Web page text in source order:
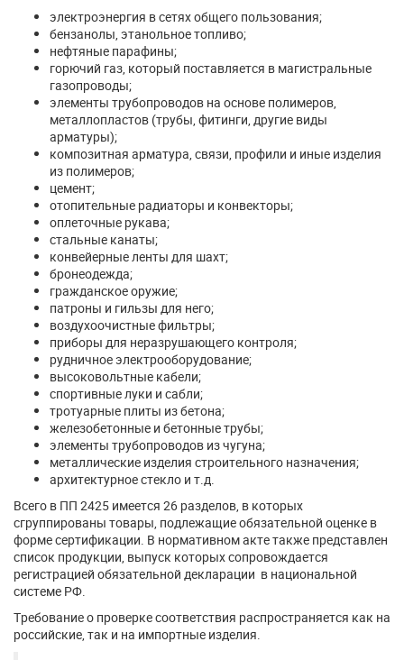
электроэнергия в сетях общего пользования;
бензанолы, этанольное топливо;
нефтяные парафины;
горючий газ, который поставляется в магистральные
газопроводы;
элементы трубопроводов на основе полимеров,
металлопластов (трубы, фитинги, другие виды
арматуры);
композитная арматура, связи, профили и иные изделия
из полимеров;
цемент;
отопительные радиаторы и конвекторы;
оплеточные рукава;
стальные канаты;
конвейерные ленты для шахт;
бронеодежда;
гражданское оружие;
патроны и гильзы для него;
воздухоочистные фильтры;
приборы для неразрушающего контроля;
рудничное электрооборудование;
высоковольтные кабели;
спортивные луки и сабли;
тротуарные плиты из бетона;
железобетонные и бетонные трубы;
элементы трубопроводов из чугуна;
металлические изделия строительного назначения;
архитектурное стекло и т.д.
Всего в ПП 2425 имеется 26 разделов, в которых
сгруппированы товары, подлежащие обязательной оценке в
форме сертификации. В нормативном акте также представлен
список продукции, выпуск которых сопровождается
регистрацией обязательной декларации в национальной
системе РФ.
Требование о проверке соответствия распространяется как на
российские, так и на импортные изделия.